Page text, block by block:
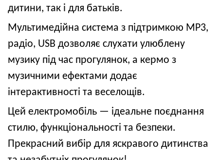
дитини, так і для батьків.
Мультимедійна система з підтримкою MP3,
радіо, USB дозволяє слухати улюблену
музику під час прогулянок, а кермо з
музичними ефектами додає
інтерактивності та веселощів.
Цей електромобіль — ідеальне поєднання
стилю, функціональності та безпеки.
Прекрасний вибір для яскравого дитинства